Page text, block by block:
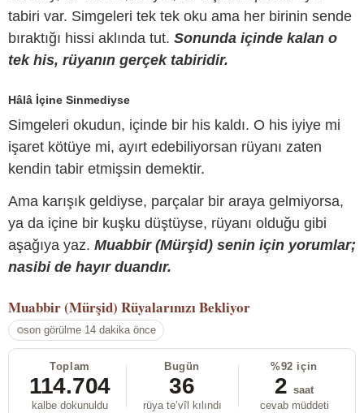
tabiri var. Simgeleri tek tek oku ama her birinin sende
bıraktığı hissi aklında tut. Sonunda içinde kalan o
tek his, rüyanın gerçek tabiridir.
Hâlâ İçine Sinmediyse
Simgeleri okudun, içinde bir his kaldı. O his iyiye mi
işaret kötüye mi, ayırt edebiliyorsan rüyanı zaten
kendin tabir etmişsin demektir.
Ama karışık geldiyse, parçalar bir araya gelmiyorsa,
ya da içine bir kuşku düştüyse, rüyanı olduğu gibi
aşağıya yaz. Muabbir (Mürşid) senin için yorumlar;
nasibi de hayır duandır.
Muabbir (Mürşid) Rüyalarınızı Bekliyor
son görülme 14 dakika önce
Toplam
114.704
kalbe dokunuldu
Bugün
36
rüya te’vîl kılındı
%92 için
2 saat
cevab müddeti